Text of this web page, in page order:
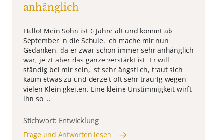
anhänglich
Hallo! Mein Sohn ist 6 Jahre alt und kommt ab
September in die Schule. Ich mache mir nun
Gedanken, da er zwar schon immer sehr anhänglich
war, jetzt aber das ganze verstärkt ist. Er will
ständig bei mir sein, ist sehr ängstlich, traut sich
kaum etwas zu und derzeit oft sehr traurig wegen
vielen Kleinigkeiten. Eine kleine Unstimmigkeit wirft
ihn so ...
Stichwort: Entwicklung
Frage und Antworten lesen